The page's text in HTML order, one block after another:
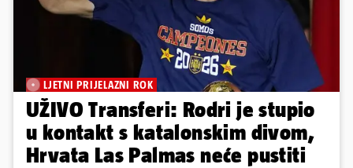
LJETNI PRIJELAZNI ROK
UŽIVO Transferi: Rodri je stupio
u kontakt s katalonskim divom,
Hrvata Las Palmas neće pustiti